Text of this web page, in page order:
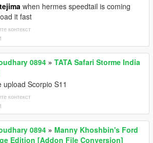
when hermes speedtail is coming
it fast
контекст
0894 » TATA Safari Storme India
upload Scorpio S11
контекст
0894 » Manny Khoshbin's Ford
Edition [Addon File Conversion]